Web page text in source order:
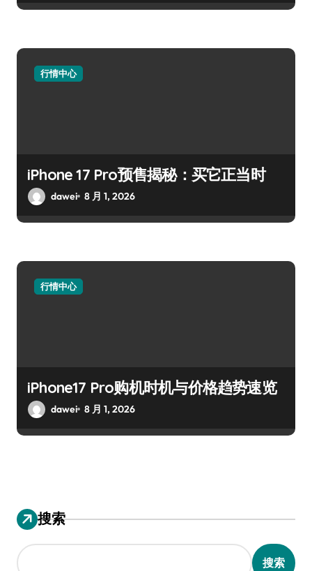
行情中心
iPhone 17 Pro预售揭秘：买它正当时
dawei 8 月 1, 2026
行情中心
iPhone17 Pro购机时机与价格趋势速览
dawei 8 月 1, 2026
搜索
搜索